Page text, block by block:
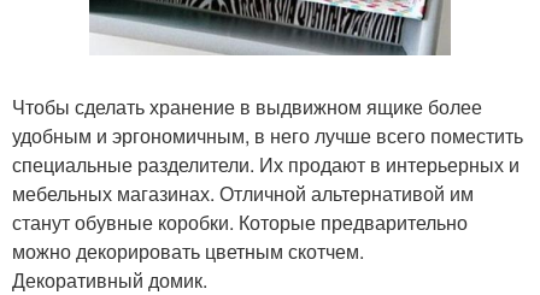
Чтобы сделать хранение в выдвижном ящике более
удобным и эргономичным, в него лучше всего поместить
специальные разделители. Их продают в интерьерных и
мебельных магазинах. Отличной альтернативой им
станут обувные коробки. Которые предварительно
можно декорировать цветным скотчем.
Декоративный домик.